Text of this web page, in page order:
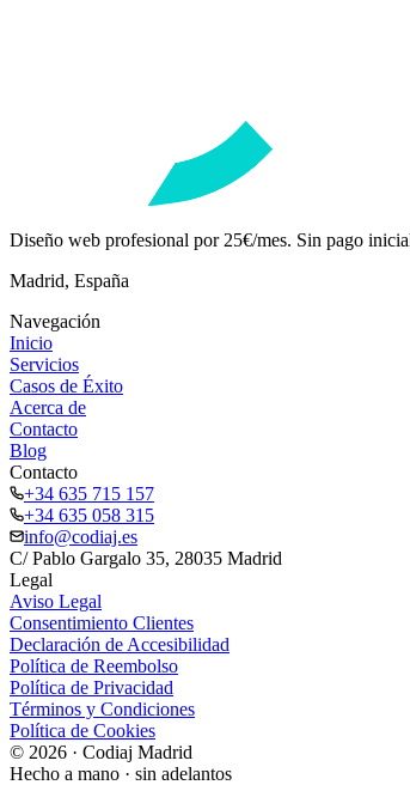
Diseño web profesional por 25€/mes. Sin pago
Madrid, España
Navegación
Inicio
Servicios
Casos de Éxito
Acerca de
Contacto
Blog
Contacto
+34 635 715 157
+34 635 058 315
info@codiaj.es
C/ Pablo Gargalo 35, 28035 Madrid
Legal
Aviso Legal
Consentimiento Clientes
Declaración de Accesibilidad
Política de Reembolso
Política de Privacidad
Términos y Condiciones
Política de Cookies
© 2026 · Codiaj Madrid
Hecho a mano · sin adelantos